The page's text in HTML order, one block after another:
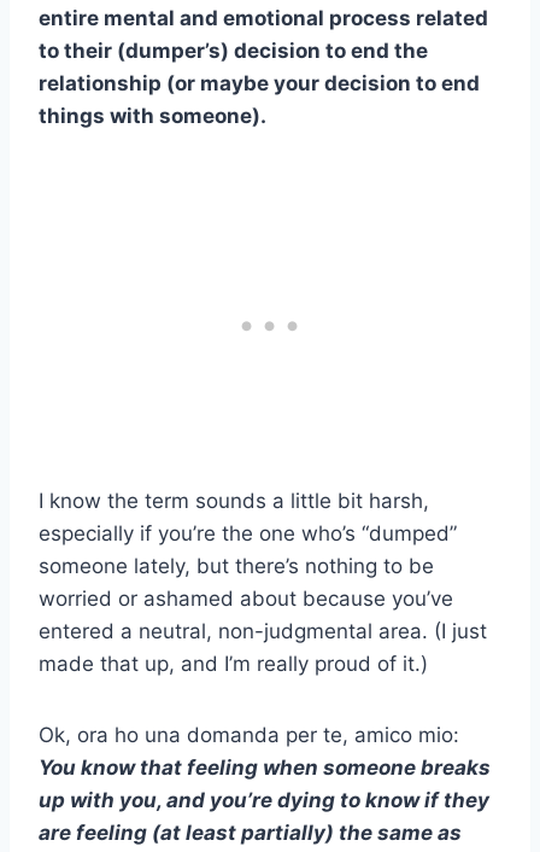
entire mental and emotional process related
to their (dumper’s) decision to end the
relationship (or maybe your decision to end
things with someone).
I know the term sounds a little bit harsh,
especially if you’re the one who’s “dumped”
someone lately, but there’s nothing to be
worried or ashamed about because you’ve
entered a neutral, non-judgmental area. (I just
made that up, and I’m really proud of it.)
Ok, ora ho una domanda per te, amico mio:
You know that feeling when someone breaks
up with you, and you’re dying to know if they
are feeling (at least partially) the same as